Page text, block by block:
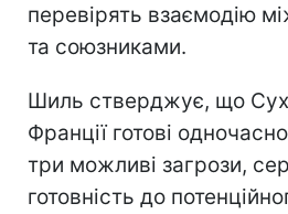
перевірять взаємодію
та союзниками.
Шиль стверджує, що
Франції готові
три можливі загрози,
готовність до